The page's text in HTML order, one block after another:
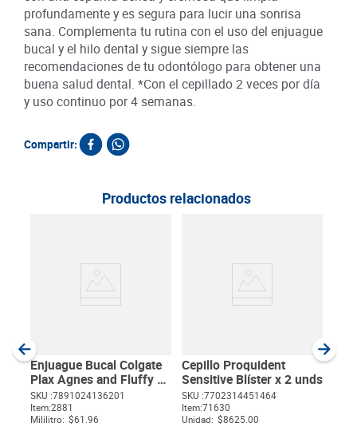
profundamente y es segura para lucir una sonrisa
sana. Complementa tu rutina con el uso del enjuague
bucal y el hilo dental y sigue siempre las
recomendaciones de tu odontólogo para obtener una
buena salud dental. *Con el cepillado 2 veces por día
y uso continuo por 4 semanas.
Compartir:
Productos relacionados
Enjuague Bucal Colgate
Plax Agnes and Fluffy x
250 ml
SKU :7891024136201
Item:2881
Mililitro: $61.96
Cepillo Proquident
Sensitive Blíster x 2 unds
SKU :7702314451464
Item:71630
Unidad: $8625.00